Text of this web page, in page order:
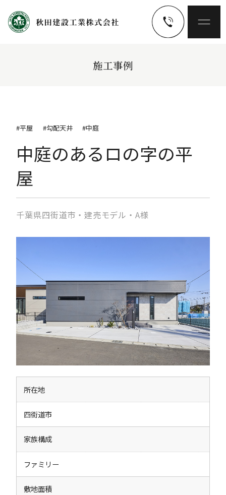
施工事例
#平屋 #勾配天井 #中庭
中庭のあるロの字の平
屋
千葉県四街道市・建売モデル・A様
所在地
四街道市
家族構成
ファミリー
敷地面積